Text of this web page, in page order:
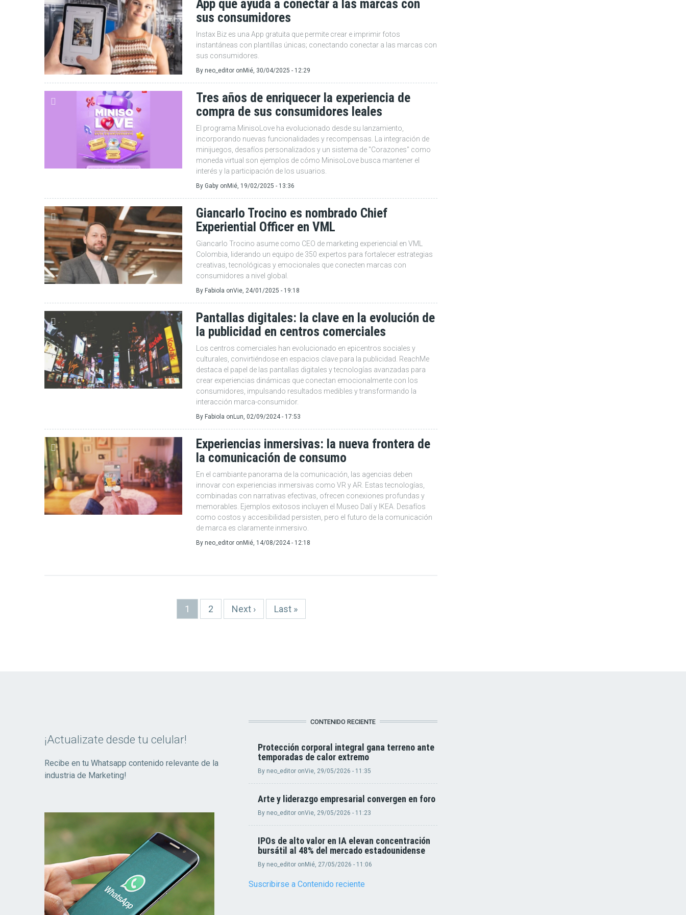
App que ayuda a conectar a las marcas con
sus consumidores
Instax Biz es una App gratuita que permite crear e imprimir fotos
instantáneas con plantillas únicas; conectando conectar a las marcas con
sus consumidores.
By neo_editor on Mié, 30/04/2025 - 12:29
Tres años de enriquecer la experiencia de
compra de sus consumidores leales
El programa MinisoLove ha evolucionado desde su lanzamiento,
incorporando nuevas funcionalidades y recompensas. La integración de
minijuegos, desafíos personalizados y un sistema de "Corazones" como
moneda virtual son ejemplos de cómo MinisoLove busca mantener el
interés y la participación de los usuarios.
By Gaby on Mié, 19/02/2025 - 13:36
Giancarlo Trocino es nombrado Chief
Experiential Officer en VML
Giancarlo Trocino asume como CEO de marketing experiencial en VML
Colombia, liderando un equipo de 350 expertos para fortalecer estrategias
creativas, tecnológicas y emocionales que conecten marcas con
consumidores a nivel global.
By Fabiola onVie, 24/01/2025 - 19:18
Pantallas digitales: la clave en la evolución de
la publicidad en centros comerciales
Los centros comerciales han evolucionado en epicentros sociales y
culturales, convirtiéndose en espacios clave para la publicidad. ReachMe
destaca el papel de las pantallas digitales y tecnologías avanzadas para
crear experiencias dinámicas que conectan emocionalmente con los
consumidores, impulsando resultados medibles y transformando la
interacción marca-consumidor.
By Fabiola on Lun, 02/09/2024 - 17:53
Experiencias inmersivas: la nueva frontera de
la comunicación de consumo
En el cambiante panorama de la comunicación, las agencias deben
innovar con experiencias inmersivas como VR y AR. Estas tecnologías,
combinadas con narrativas efectivas, ofrecen conexiones profundas y
memorables. Ejemplos exitosos incluyen el Museo Dalí y IKEA. Desafíos
como costos y accesibilidad persisten, pero el futuro de la comunicación
de marca es claramente inmersivo.
By neo_editor on Mié, 14/08/2024 - 12:18
Página
1 Page
2
Siguiente
Next ›
Última
Last »
¡Actualizate desde tu celular!
Recibe en tu Whatsapp contenido relevante de la
industria de Marketing!
CONTENIDO RECIENTE
Protección corporal integral gana terreno ante
temporadas de calor extremo
By neo_editoronVie, 29/05/2026 - 11:35
Arte y liderazgo empresarial convergen en foro
By neo_editoronVie, 29/05/2026 - 11:23
IPOs de alto valor en IA elevan concentración
bursátil al 48% del mercado estadounidense
By neo_editoron Mié, 27/05/2026 - 11:06
Suscribirse a Contenido reciente